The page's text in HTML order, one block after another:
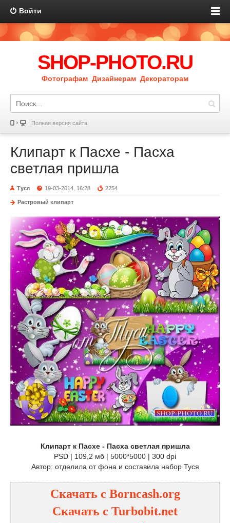
Войти
SHOP-PHOTO.RU
Фотографам Дизайнерам Декораторам
Полная версия сайта
Клипарт к Пасхе - Пасха
светлая пришла
Туся 19-03-2014, 16:28 2254
Растровый клипарт
Клипарт к Пасхе - Пасха светлая пришла
PSD | 109,2 мб | 5000*5000 | 300 dpi
Автор: отделила от фона и составила набор Туся
Скачать с Borncash.org
Скачать с Turbobit.net